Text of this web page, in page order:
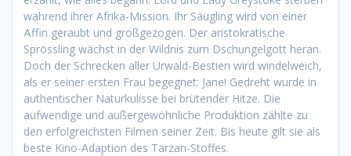
während ihrer Afrika-Mission. Ihr Säugling wird von einer
Äffin geraubt und großgezogen. Der aristokratische
Sprössling wächst in der Wildnis zum Dschungelgott heran.
Doch der Schrecken aller Urwald-Bestien wird windelweich,
als er seiner ersten Frau begegnet: Jane! Gedreht wurde in
authentischer Naturkulisse bei brütender Hitze. Die
aufwendige und außergewöhnliche Produktion zählte zu
den erfolgreichsten Filmen seiner Zeit. Bis heute gilt sie als
beste Kino-Adaption des Tarzan-Stoffes.